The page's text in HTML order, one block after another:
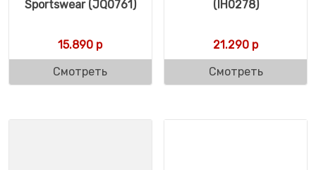
Sportswear (JQ0761)
15.890 р
Смотреть
(IH0278)
21.290 р
Смотреть